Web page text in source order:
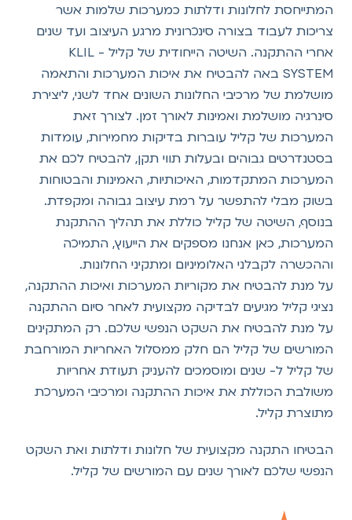
המתייחסת לחלונות ודלתות כמערכות שלמות אשר
צריכות לעבוד בצורה סינכרונית מרגע העיצוב ועד שנים
אחרי ההתקנה. השיטה הייחודית של קליל - KLIL
SYSTEM באה להבטיח את איכות המערכות והתאמה
מושלמת של מרכיבי החלונות השונים אחד לשני, ליצירת
סינרגיה מושלמת ואמינות לאורך זמן. לצורך זאת
המערכות של קליל עוברות בדיקות מחמירות, עומדות
בסטנדרטים גבוהים ובעלות תווי תקן, להבטיח לכם את
המערכות המתקדמות, האיכותיות, האמינות והבטוחות
בשוק מבלי להתפשר על רמת עיצוב גבוהה ומקפדת.
בנוסף, השיטה של קליל כוללת את תהליך ההתקנת
המערכות, כאן אנחנו מספקים את הייעוץ, התמיכה
וההכשרה לקבלני האלומיניום ומתקיני החלונות.
על מנת להבטיח את מקוריות המערכות ואיכות ההתקנה,
נציגי קליל מגיעים לבדיקה מקצועית לאחר סיום ההתקנה
על מנת להבטיח את השקט הנפשי שלכם. רק המתקינים
המורשים של קליל הם חלק ממסלול האחריות המורחבת
של קליל ל- שנים ומוסמכים להעניק תעודת אחריות
משולבת הכוללת את איכות ההתקנה ומרכיבי המערכת
מתוצרת קליל.
הבטיחו התקנה מקצועית של חלונות ודלתות ואת השקט
הנפשי שלכם לאורך שנים עם המורשים של קליל.